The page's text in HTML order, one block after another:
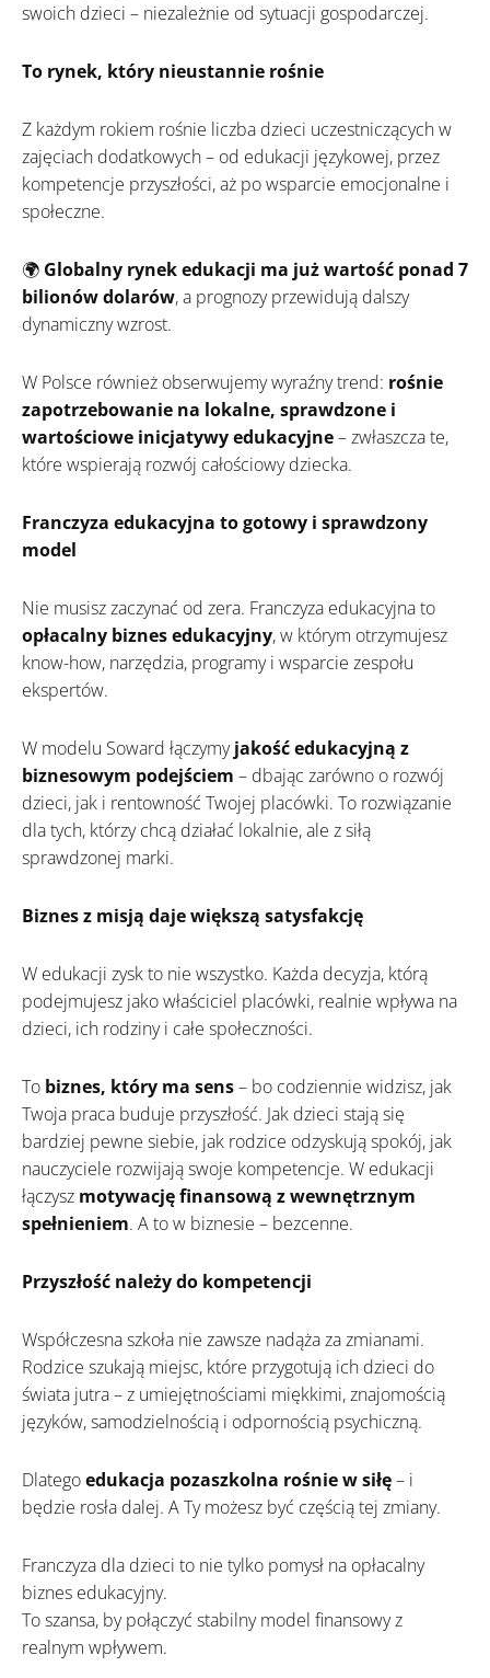
swoich dzieci – niezależnie od sytuacji gospodarczej.
To rynek, który nieustannie rośnie
Z każdym rokiem rośnie liczba dzieci uczestniczących w
zajęciach dodatkowych – od edukacji językowej, przez
kompetencje przyszłości, aż po wsparcie emocjonalne i
społeczne.
🌍 Globalny rynek edukacji ma już wartość ponad 7
bilionów dolarów, a prognozy przewidują dalszy
dynamiczny wzrost.
W Polsce również obserwujemy wyraźny trend: rośnie
zapotrzebowanie na lokalne, sprawdzone i
wartościowe inicjatywy edukacyjne– zwłaszcza te,
które wspierają rozwój całościowy dziecka.
Franczyza edukacyjna to gotowy i sprawdzony
model
Nie musisz zaczynać od zera. Franczyza edukacyjna to
opłacalny biznes edukacyjny, w którym otrzymujesz
know-how, narzędzia, programy i wsparcie zespołu
ekspertów.
W modelu Soward łączymyjakość edukacyjną z
biznesowym podejściem – dbając zarówno o rozwój
dzieci, jak i rentowność Twojej placówki. To rozwiązanie
dla tych, którzy chcą działać lokalnie, ale z siłą
sprawdzonej marki.
Biznes z misją daje większą satysfakcję
W edukacji zysk to nie wszystko. Każda decyzja, którą
podejmujesz jako właściciel placówki, realnie wpływa na
dzieci, ich rodziny i całe społeczności.
To biznes, który ma sens– bo codziennie widzisz, jak
Twoja praca buduje przyszłość. Jak dzieci stają się
bardziej pewne siebie, jak rodzice odzyskują spokój, jak
nauczyciele rozwijają swoje kompetencje. W edukacji
łączysz motywację finansową z wewnętrznym
spełnieniem. A to w biznesie – bezcenne.
Przyszłość należy do kompetencji
Współczesna szkoła nie zawsze nadąża za zmianami.
Rodzice szukają miejsc, które przygotują ich dzieci do
świata jutra – z umiejętnościami miękkimi, znajomością
języków, samodzielnością i odpornością psychiczną.
Dlategoedukacja pozaszkolna rośnie w siłę– i
będzie rosła dalej. A Ty możesz być częścią tej zmiany.
Franczyza dla dzieci to nie tylko pomysł na opłacalny
biznes edukacyjny.
To szansa, by połączyć stabilny model finansowy z
realnym wpływem.